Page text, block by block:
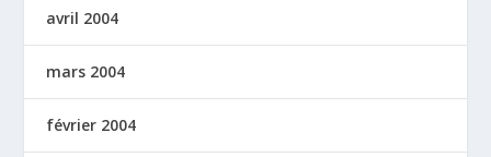
avril 2004
mars 2004
février 2004